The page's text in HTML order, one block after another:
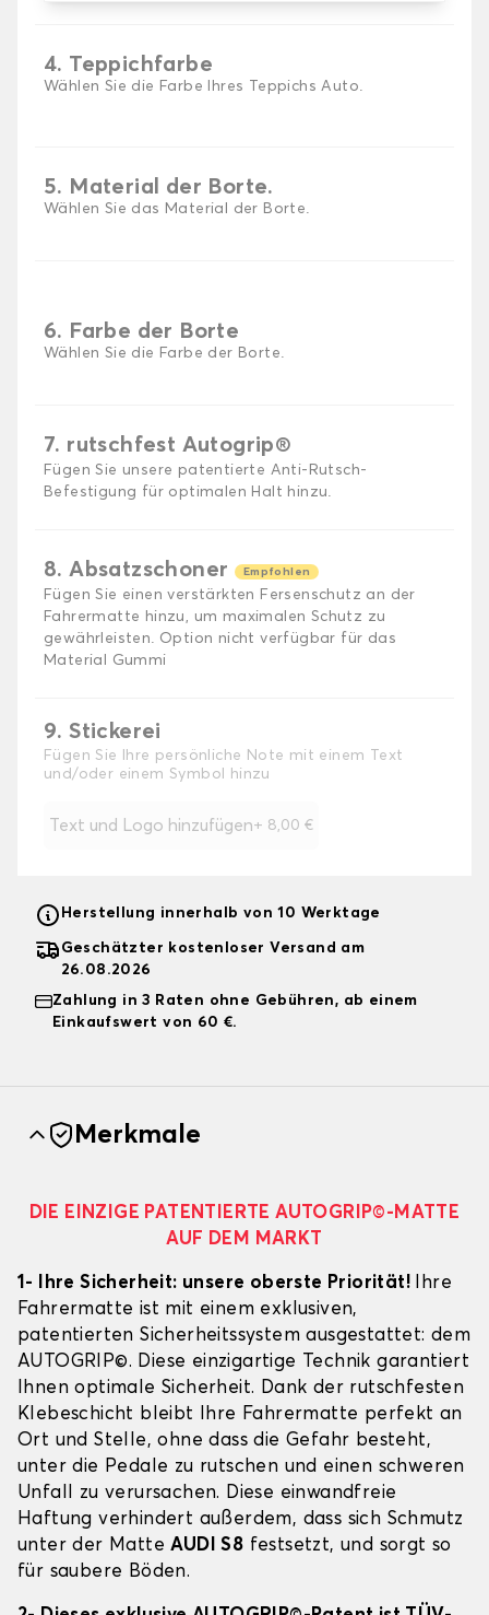
4. Teppichfarbe
Wählen Sie die Farbe Ihres Teppichs Auto.
5. Material der Borte.
Wählen Sie das Material der Borte.
6. Farbe der Borte
Wählen Sie die Farbe der Borte.
7. rutschfest Autogrip®
Fügen Sie unsere patentierte Anti-Rutsch-
Befestigung für optimalen Halt hinzu.
8. Absatzschoner Empfohlen
Fügen Sie einen verstärkten Fersenschutz an der
Fahrermatte hinzu, um maximalen Schutz zu
gewährleisten. Option nicht verfügbar für das
Material Gummi
9. Stickerei
Fügen Sie Ihre persönliche Note mit einem Text
und/oder einem Symbol hinzu
Text und Logo hinzufügen+ 8,00 €
Herstellung innerhalb von 10 Werktage
Geschätzter kostenloser Versand am
26.08.2026
Zahlung in 3 Raten ohne Gebühren, ab einem
Einkaufswert von 60 €.
Merkmale
DIE EINZIGE PATENTIERTE AUTOGRIP©-MATTE
AUF DEM MARKT
1- Ihre Sicherheit: unsere oberste Priorität! Ihre
Fahrermatte ist mit einem exklusiven,
patentierten Sicherheitssystem ausgestattet: dem
AUTOGRIP©. Diese einzigartige Technik garantiert
Ihnen optimale Sicherheit. Dank der rutschfesten
Klebeschicht bleibt Ihre Fahrermatte perfekt an
Ort und Stelle, ohne dass die Gefahr besteht,
unter die Pedale zu rutschen und einen schweren
Unfall zu verursachen. Diese einwandfreie
Haftung verhindert außerdem, dass sich Schmutz
unter der MatteAUDI S8 festsetzt, und sorgt so
für saubere Böden.